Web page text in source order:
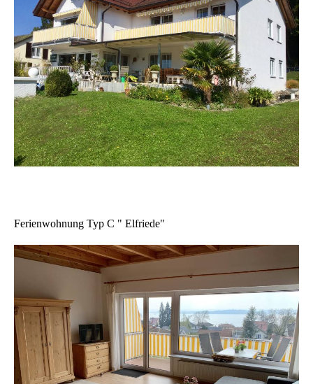
Ferienwohnung Typ C " Elfriede"